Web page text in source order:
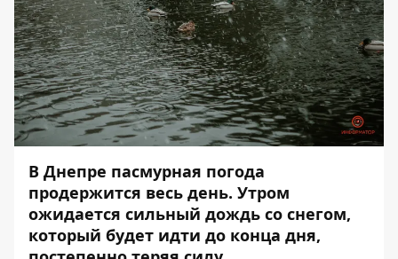
В Днепре пасмурная погода
продержится весь день. Утром
ожидается сильный дождь со снегом,
который будет идти до конца дня,